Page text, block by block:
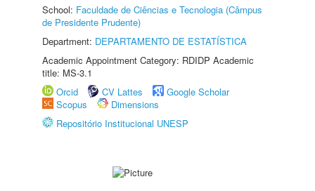
School: Faculdade de Ciências e Tecnologia (Câmpus
de Presidente Prudente)
Department: DEPARTAMENTO DE ESTATÍSTICA
Academic Appointment Category: RDIDP Academic
title: MS-3.1
Orcid
CV Lattes
Google Scholar
Scopus
Dimensions
Repositório Institucional UNESP